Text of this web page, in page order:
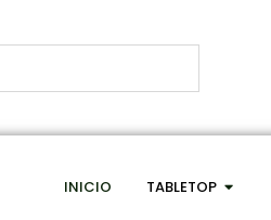
INICIO TABLETOP